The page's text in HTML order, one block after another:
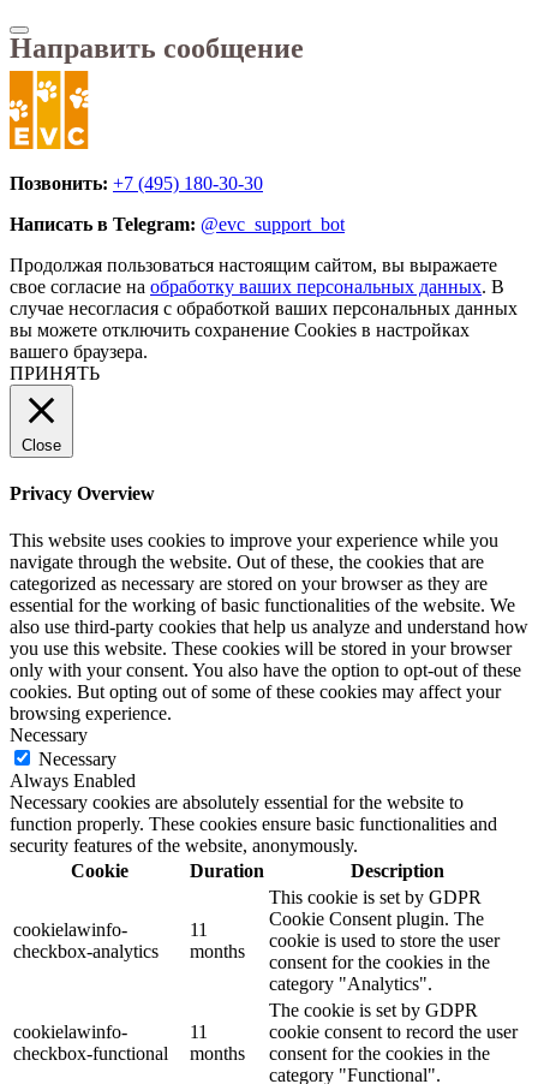
Направить сообщение
Позвонить: +7 (495) 180-30-30
Написать в Telegram: @evc_support_bot
Продолжая пользоваться настоящим сайтом, вы выражаете
свое согласие на обработку ваших персональных данных. В
случае несогласия с обработкой ваших персональных данных
вы можете отключить сохранение Cookies в настройках
вашего браузера.
ПРИНЯТЬ
Close
Privacy Overview
This website uses cookies to improve your experience while you
navigate through the website. Out of these, the cookies that are
categorized as necessary are stored on your browser as they are
essential for the working of basic functionalities of the website. We
also use third-party cookies that help us analyze and understand how
you use this website. These cookies will be stored in your browser
only with your consent. You also have the option to opt-out of these
cookies. But opting out of some of these cookies may affect your
browsing experience.
Necessary
Necessary
Always Enabled
Necessary cookies are absolutely essential for the website to
function properly. These cookies ensure basic functionalities and
security features of the website, anonymously.
Cookie
Duration Description
cookielawinfo-
checkbox-analytics
11
months
This cookie is set by GDPR
Cookie Consent plugin. The
cookie is used to store the user
consent for the cookies in the
category "Analytics".
cookielawinfo-
checkbox-functional
11
months
The cookie is set by GDPR
cookie consent to record the user
consent for the cookies in the
category "Functional".